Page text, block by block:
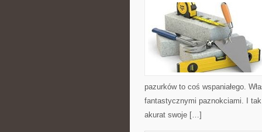
pazurków to coś wspaniałego.
fantastycznymi paznokciami. I
akurat swoje […]